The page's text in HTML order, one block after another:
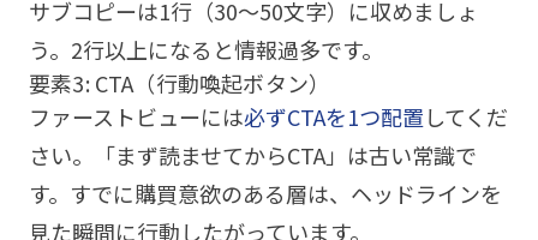
サブコピーは1行（30〜50文字）に収めましょ
う。2行以上になると情報過多です。
要素3: CTA（行動喚起ボタン）
ファーストビューには必ずCTAを1つ配置してくだ
さい。「まず読ませてからCTA」は古い常識で
す。すでに購買意欲のある層は、ヘッドラインを
見た瞬間に行動したがっています。